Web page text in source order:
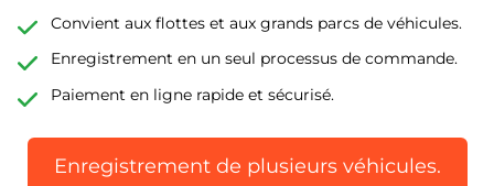
Convient aux flottes et aux grands parcs de véhicules.
Enregistrement en un seul processus de commande.
Paiement en ligne rapide et sécurisé.
Enregistrement de plusieurs véhicules.